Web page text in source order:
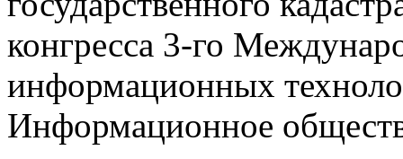
конгресса 3-го
информационных
Информационное